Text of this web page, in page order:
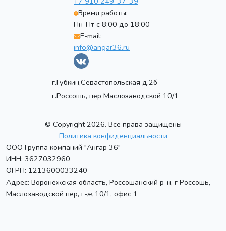
Время работы:
Пн-Пт с 8:00 до 18:00
E-mail:
info@angar36.ru
г.Губкин,Севастопольская д.2б
г.Россошь, пер Маслозаводской 10/1
© Copyright 2026. Все права защищены
Политика конфиденциальности
ООО Группа компаний "Ангар 36"
ИНН: 3627032960
ОГРН: 1213600033240
Адрес: Воронежская область, Россошанский р-н, г Россошь,
Маслозаводской пер, г-ж 10/1, офис 1